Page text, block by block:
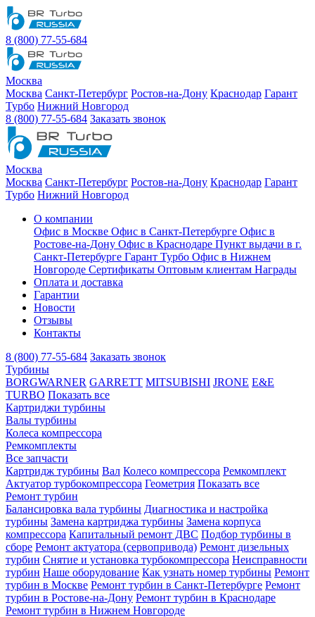
8 (800) 77-55-684
Москва
Москва Санкт-Петербург Ростов-на-Дону Краснодар Гарант
Турбо Нижний Новгород
8 (800) 77-55-684 Заказать звонок
Москва
Москва Санкт-Петербург Ростов-на-Дону Краснодар Гарант
Турбо Нижний Новгород
О компании
Офис в Москве Офис в Санкт-Петербурге Офис в
Ростове-на-Дону Офис в Краснодаре Пункт выдачи в г.
Санкт-Петербурге Гарант Турбо Офис в Нижнем
Новгороде Сертификаты Оптовым клиентам Награды
Оплата и доставка
Гарантии
Новости
Отзывы
Контакты
8 (800) 77-55-684 Заказать звонок
Турбины
BORGWARNER GARRETT MITSUBISHI JRONE E&E
TURBO Показать все
Картриджи турбины
Валы турбины
Колеса компрессора
Ремкомплекты
Все запчасти
Картридж турбины Вал Колесо компрессора Ремкомплект
Актуатор турбокомпрессора Геометрия Показать все
Ремонт турбин
Балансировка вала турбины Диагностика и настройка
турбины Замена картриджа турбины Замена корпуса
компрессора Капитальный ремонт ДВС Подбор турбины в
сборе Ремонт актуатора (сервопривода) Ремонт дизельных
турбин Снятие и установка турбокомпрессора Неисправности
турбин Наше оборудование Как узнать номер турбины Ремонт
турбин в Москве Ремонт турбин в Санкт-Петербурге Ремонт
турбин в Ростове-на-Дону Ремонт турбин в Краснодаре
Ремонт турбин в Нижнем Новгороде